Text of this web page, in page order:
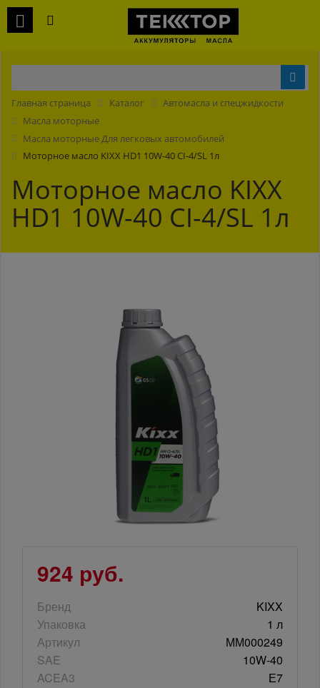
Главная страница Каталог
Автомасла и спецжидкости
Масла моторные
Масла моторные Для легковых автомобилей
Моторное масло KIXX HD1 10W-40 CI-4/SL 1л
Моторное масло KIXX
HD1 10W-40 CI-4/SL 1л
924 руб.
Бренд
KIXX
Упаковка
1 л
Артикул
ММ000249
SAE
10W-40
ACEA3
Е7